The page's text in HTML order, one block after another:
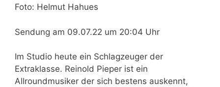
Foto: Helmut Hahues
Sendung am 09.07.22 um 20:04 Uhr
Im Studio heute ein Schlagzeuger der
Extraklasse. Reinold Pieper ist ein
Allroundmusiker der sich bestens auskennt,